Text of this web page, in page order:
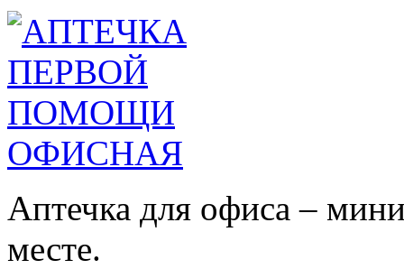
Аптечка для офиса –
месте.